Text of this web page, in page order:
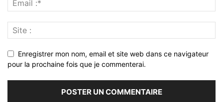
Enregistrer mon nom, email et site web dans ce navigateur
pour la prochaine fois que je commenterai.